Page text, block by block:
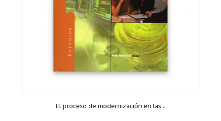
El proceso de modernización en las...